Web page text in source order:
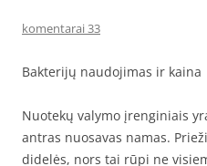
komentarai 33
Bakterijų naudojimas ir kaina
Nuotekų valymo įrenginiais
antras nuosavas namas.
didelės, nors tai rūpi ne